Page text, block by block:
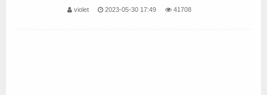
violet 2023-05-30 17:49 41708